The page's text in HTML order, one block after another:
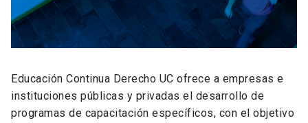
Educación Continua Derecho UC ofrece a empresas e
instituciones públicas y privadas el desarrollo de
programas de capacitación específicos, con el objetivo